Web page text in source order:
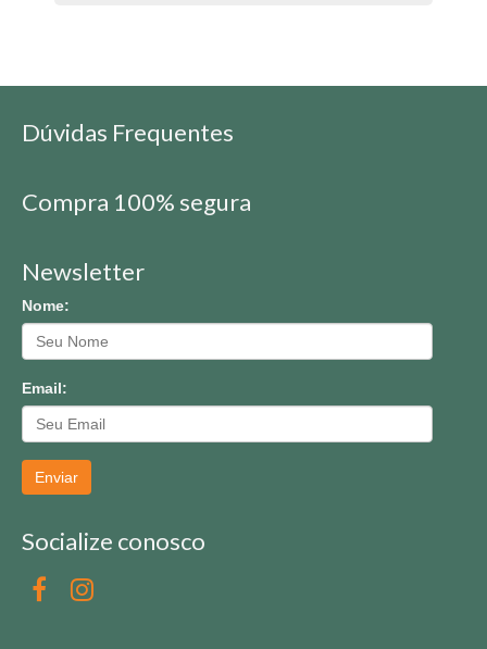
Dúvidas Frequentes
Compra 100% segura
Newsletter
Nome:
Email:
Enviar
Socialize conosco